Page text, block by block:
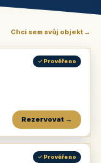
Chci sem svůj objekt →
✓ Prověřeno
Rezervovat →
✓ Prověřeno